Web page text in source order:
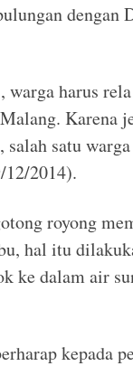
dengan
harus
Karena
salah satu
12/2014).
royong
hal itu
ke dalam air
kepada